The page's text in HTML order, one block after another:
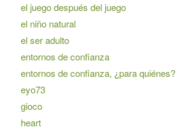
el juego después del juego
el niño natural
el ser adulto
entornos de confianza
entornos de confianza, ¿para quiénes?
eyo73
gioco
heart